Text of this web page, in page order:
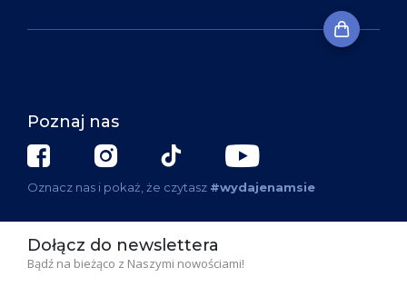
Poznaj nas
Oznacz nas i pokaż, że czytasz #wydajenamsie
Dołącz do newslettera
Bądź na bieżąco z Naszymi nowościami!